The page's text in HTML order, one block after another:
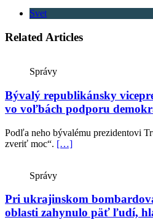
Svet
Related Articles
Správy
Bývalý republikánsky
vo voľbách podporu
Podľa neho bývalému prezidentovi
zveriť moc“. […]
Správy
Pri ukrajinskom
oblasti zahynulo päť ľudí,